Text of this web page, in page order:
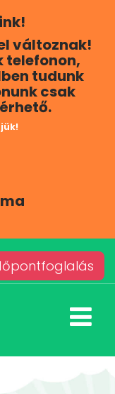
változnak!
telefonon,
tudunk
csak